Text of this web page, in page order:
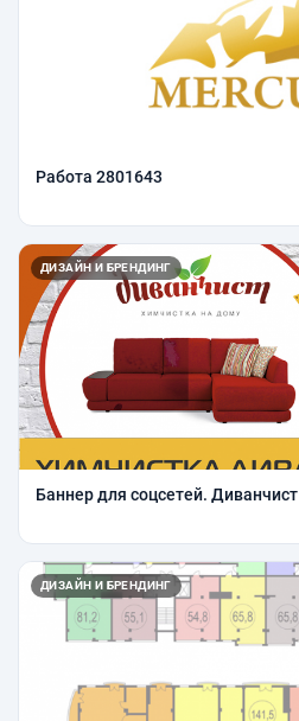
Работа 2801643
ДИЗАЙН И БРЕНДИНГ
Баннер для соцсетей. Диванчист
ДИЗАЙН И БРЕНДИНГ